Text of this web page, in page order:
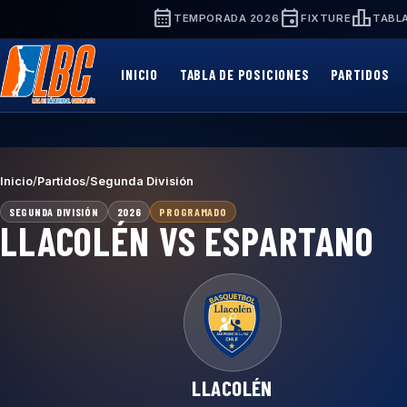
contenido
principal
calendar_month TEMPORADA 2026 eventFIXTURE leaderboard
INICIO TABLA DE POSICIONES PARTIDOS
Inicio/Partidos/Segunda División
SEGUNDA DIVISIÓN 2026 PROGRAMADO
LLACOLÉN VS ESPARTANO
LLACOLÉN